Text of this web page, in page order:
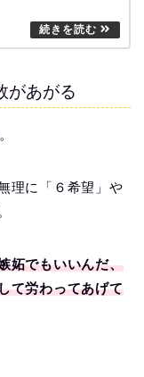
があがる
理に「６希望」や
妬でもいいんだ、
て労わってあげて